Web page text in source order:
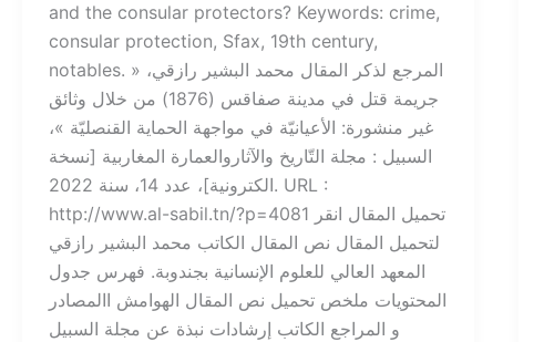
and the consular protectors? Keywords: crime,
consular protection, Sfax, 19th century,
notables. المرجع لذكر المقال محمد البشير رازقي، «
جريمة قتل في مدينة صفاقس (1876) من خلال وثائق
غير منشورة: الأعيانيّة في مواجهة الحماية القنصليّة »،
السبيل : مجلة التّاريخ والآثاروالعمارة المغاربية [نسخة
الكترونية]، عدد 14، سنة 2022. URL :
http://www.al-sabil.tn/?p=4081 تحميل المقال انقر
لتحميل المقال نص المقال الكاتب محمد البشير رازقي
المعهد العالي للعلوم الإنسانية بجندوبة. فهرس جدول
المحتويات ملخص تحميل نص المقال الهوامش االمصادر
و المراجع الكاتب إرشادات نبذة عن مجلة السبيل